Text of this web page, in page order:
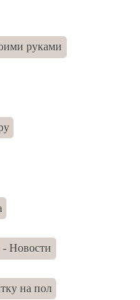
руками
- Новости
на пол